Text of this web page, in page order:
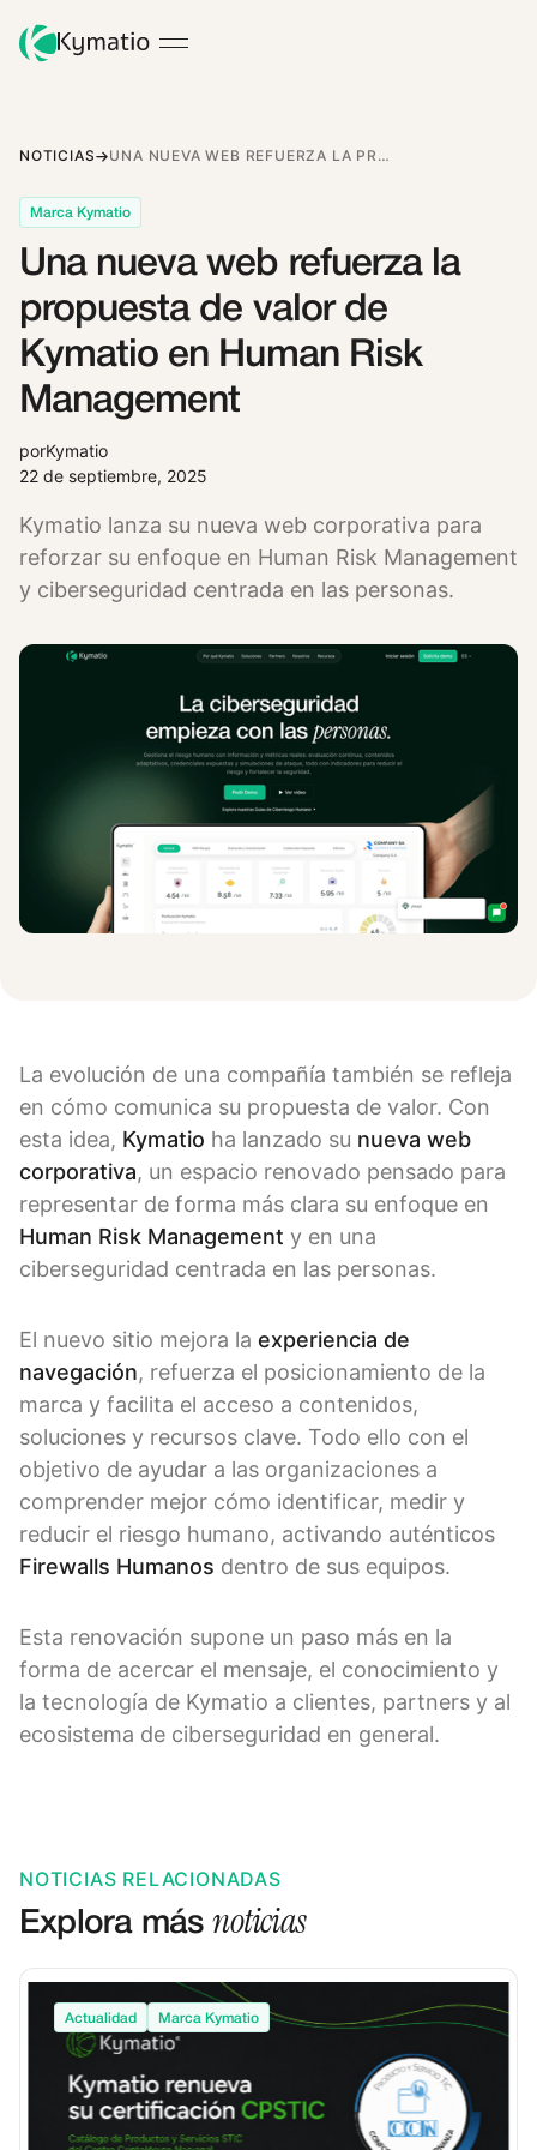
NOTICIAS UNA NUEVA WEB REFUERZA LA PROPUESTA DE VALOR DE KYMATIO EN HUMAN RISK MANAGEMENT
Marca Kymatio
Una nueva web refuerza la
propuesta de valor de
Kymatio en Human Risk
Management
porKymatio
22 de septiembre, 2025
Kymatio lanza su nueva web corporativa para
reforzar su enfoque en Human Risk Management
y ciberseguridad centrada en las personas.
La evolución de una compañía también se refleja
en cómo comunica su propuesta de valor. Con
esta idea, Kymatio ha lanzado su nueva web
corporativa, un espacio renovado pensado para
representar de forma más clara su enfoque en
Human Risk Management y en una
ciberseguridad centrada en las personas.
El nuevo sitio mejora la experiencia de
navegación, refuerza el posicionamiento de la
marca y facilita el acceso a contenidos,
soluciones y recursos clave. Todo ello con el
objetivo de ayudar a las organizaciones a
comprender mejor cómo identificar, medir y
reducir el riesgo humano, activando auténticos
Firewalls Humanos dentro de sus equipos.
Esta renovación supone un paso más en la
forma de acercar el mensaje, el conocimiento y
la tecnología de Kymatio a clientes, partners y al
ecosistema de ciberseguridad en general.
NOTICIAS RELACIONADAS
Explora másnoticias
Actualidad Marca Kymatio